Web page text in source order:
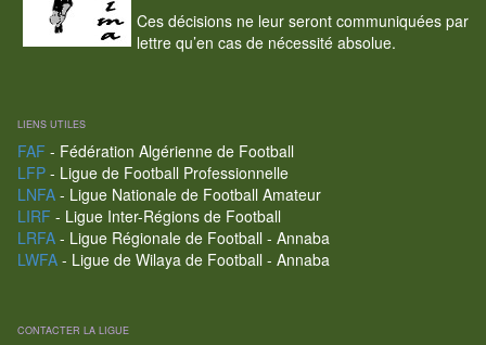
Ces décisions ne leur seront communiquées par
lettre qu’en cas de nécessité absolue.
LIENS UTILES
FAF - Fédération Algérienne de Football
LFP- Ligue de Football Professionnelle
LNFA- Ligue Nationale de Football Amateur
LIRF - Ligue Inter-Régions de Football
LRFA- Ligue Régionale de Football - Annaba
LWFA- Ligue de Wilaya de Football - Annaba
CONTACTER LA LIGUE